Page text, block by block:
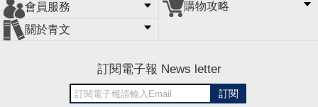
會員服務
會員辦法
客服信箱
隱私條款
網站導覽
購物攻略
關於青文
訂閱電子報 News letter
訂閱